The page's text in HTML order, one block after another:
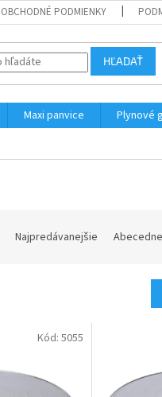
OBCHODNÉ PODMIENKY
HĽADAŤ
Maxi panvice Plynové
Najpredávanejšie Abecedne
Kód: 5055